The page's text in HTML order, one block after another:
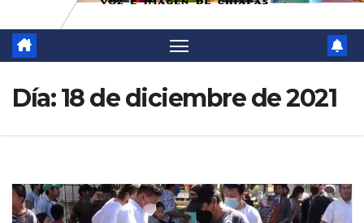
Día:18 de diciembre de 2021